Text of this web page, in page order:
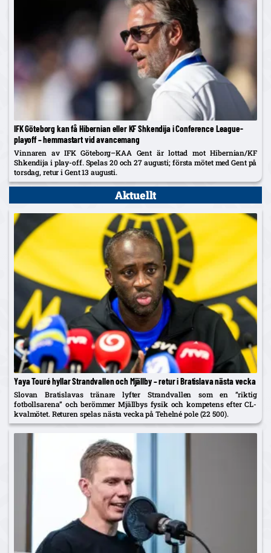
IFK Göteborg kan få Hibernian eller KF Shkendija i Conference League-
playoff – hemmastart vid avancemang
Vinnaren av IFK Göteborg–KAA Gent är lottad mot Hibernian/KF
Shkendija i play-off. Spelas 20 och 27 augusti; första mötet med Gent på
torsdag, retur i Gent 13 augusti.
Aktuellt
Yaya Touré hyllar Strandvallen och Mjällby – retur i Bratislava nästa vecka
Slovan Bratislavas tränare lyfter Strandvallen som en ”riktig
fotbollsarena” och berömmer Mjällbys fysik och kompetens efter CL-
kvalmötet. Returen spelas nästa vecka på Tehelné pole (22 500).